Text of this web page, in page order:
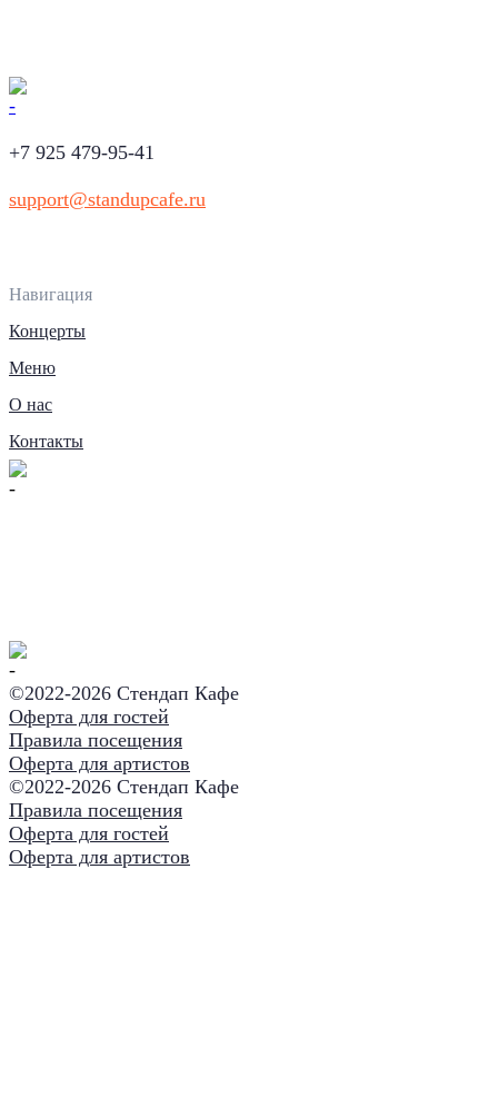
+7 925 479-95-41
support@standupcafe.ru
Навигация
Концерты
Меню
О нас
Контакты
©2022-2026 Стендап Кафе
Оферта для гостей
Правила посещения
Оферта для артистов
©2022-2026 Стендап Кафе
Правила посещения
Оферта для гостей
Оферта для артистов